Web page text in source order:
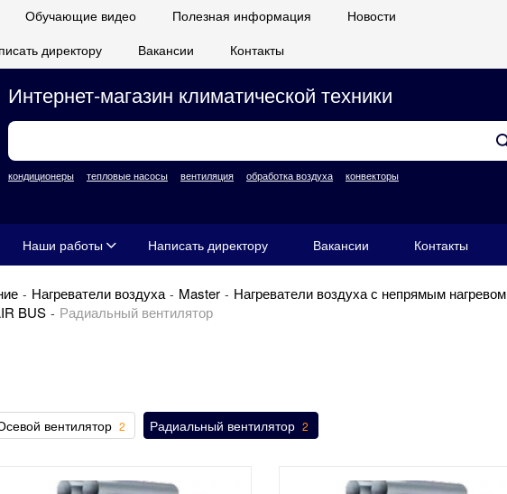
Обучающие видео Полезная информация
Новости
директору Вакансии Контакты
Интернет-магазин климатической техники
кондиционеры тепловые насосы вентиляция обработка воздуха конвекторы
Наши работы Написать директору Вакансии Контакты
Нагреватели воздуха Master
Нагреватели воздуха с непрямым нагревом
BUS
Радиальный вентилятор
вентилятор 2 Радиальный вентилятор 2